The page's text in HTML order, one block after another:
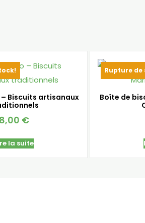
Biscuits artisanaux
8,00 €
la suite
Rupture de
Boîte de